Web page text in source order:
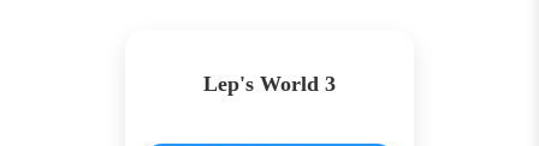
Lep's World 3